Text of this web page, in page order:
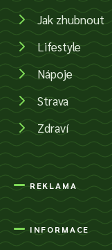
Jak zhubnout
Lifestyle
Nápoje
Strava
Zdraví
REKLAMA
INFORMACE